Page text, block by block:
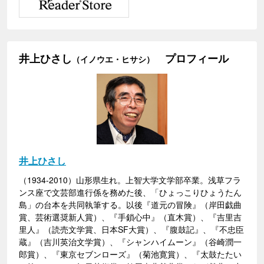
井上ひさし （イノウエ・ヒサシ） プロフィール
井上ひさし
（1934-2010）山形県生れ。上智大学文学部卒業。浅草フラ
ンス座で文芸部進行係を務めた後、「ひょっこりひょうたん
島」の台本を共同執筆する。以後『道元の冒険』（岸田戯曲
賞、芸術選奨新人賞）、『手鎖心中』（直木賞）、『吉里吉
里人』（読売文学賞、日本SF大賞）、『腹鼓記』、『不忠臣
蔵』（吉川英治文学賞）、『シャンハイムーン』（谷崎潤一
郎賞）、『東京セブンローズ』（菊池寛賞）、『太鼓たたい